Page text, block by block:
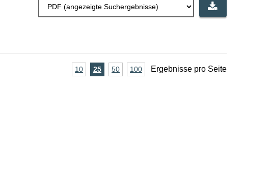
A
10Ergebnisse
25Ergebnisse
50Ergebnisse
100Ergebnisse
Ergebnisse pro Seite